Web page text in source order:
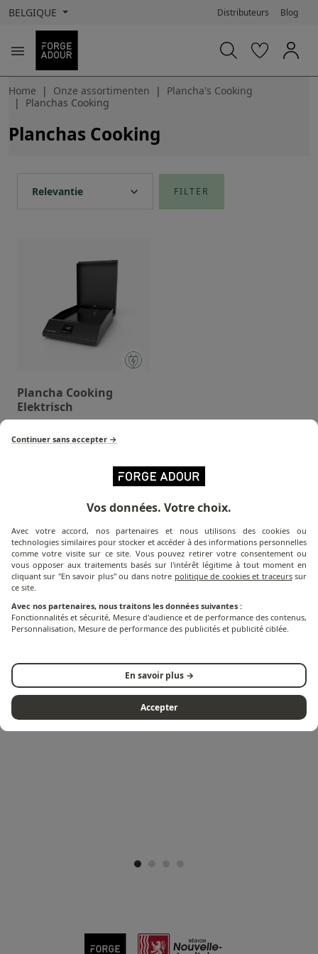
BELGIQUE Distributeurs Blog

Home Onze assortimenten
Plancha's Cooking
Planchas Cooking
Planchas Cooking
Relevantie expand_more FILTER
Plancha Cooking
Elektrisch
Welke bakplaatis geschikt voor jou?
Ontdek de kookoplossing die bij jou past !!
DOE DE QUIZ!
VOLG ONS OP INSTAGRAM
@FORGEADOUR
Continuer sans accepter →
Vos données. Votre choix.
Avec votre accord, nos partenaires et nous utilisons des cookies ou
technologies similaires pour stocker et accéder à des informations personnelles
comme votre visite sur ce site. Vous pouvez retirer votre consentement ou
vous opposer aux traitements basés sur l'intérêt légitime à tout moment en
cliquant sur "En savoir plus" ou dans notre politique de cookies et traceurssur
ce site.
Avec nos partenaires, nous traitons les données suivantes :
Fonctionnalités et sécurité, Mesure d'audience et de performance des contenus,
Personnalisation, Mesure de performance des publicités et publicité ciblée.
En savoir plus →
Accepter